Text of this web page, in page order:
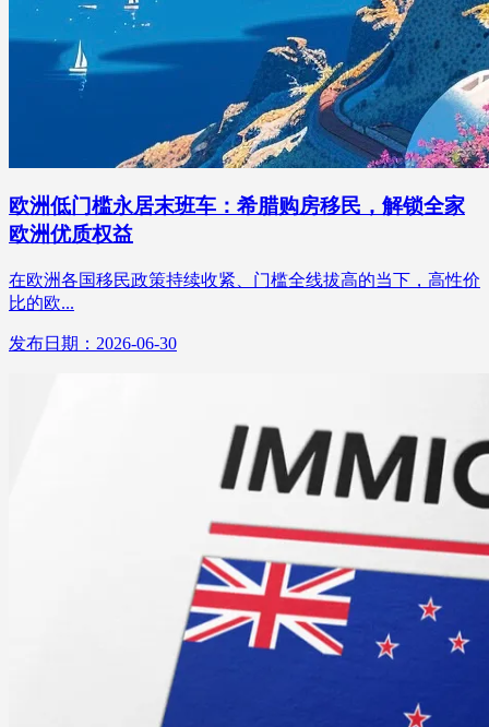
欧洲低门槛永居末班车：希腊购房移民，解锁全家
欧洲优质权益
在欧洲各国移民政策持续收紧、门槛全线拔高的当下，高性价
比的欧...
发布日期：2026-06-30